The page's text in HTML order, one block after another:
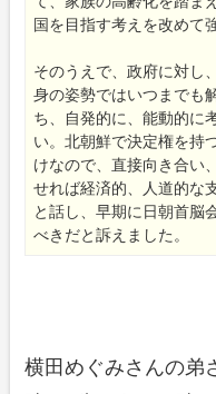
国を目指す考えを改めて
そのうえで、政府に対し
身の姿勢ではいつまでも
ち、自発的に、能動的に
い。北朝鮮で決定権を持
けなので、直接向き合い
せれば経済的、人道的な
と話し、早期に日朝首脳
べきだと訴えました。
横田めぐみさんの弟